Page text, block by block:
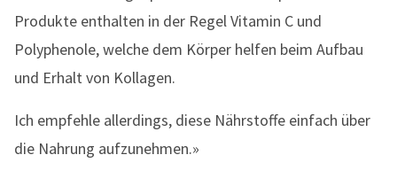
Produkte enthalten in der Regel Vitamin C und
Polyphenole, welche dem Körper helfen beim Aufbau
und Erhalt von Kollagen.
Ich empfehle allerdings, diese Nährstoffe einfach über
die Nahrung aufzunehmen.»